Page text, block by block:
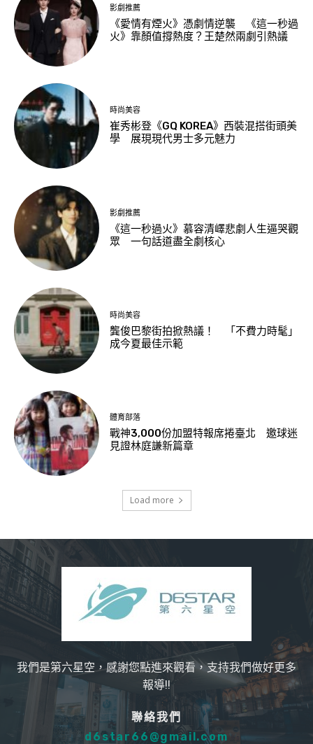
影劇推薦
《愛情有煙火》憑劇情逆襲 《這一秒過
火》靠顏值撐熱度？王楚然兩劇引熱議
時尚美容
崔秀彬登《GQ KOREA》西裝混搭街頭美
學 展現現代男士多元魅力
影劇推薦
《這一秒過火》慕容清嶧悲劇人生逼哭觀
眾 一句話道盡全劇核心
時尚美容
龔俊巴黎街拍掀熱議！ 「不費力時髦」
成今夏最佳示範
體育部落
戰神3,000份加盟特報席捲臺北 邀球迷
見證林庭謙新篇章
Load more
我們是第六星空，感謝您點進來觀看，支持我們做好更多
報導!!
聯絡我們
d6star66@gmail.com